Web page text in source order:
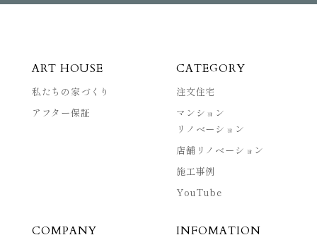
ART HOUSE
私たちの家づくり
アフター保証
CATEGORY
注文住宅
マンション
リノベーション
店舗リノベーション
施工事例
YouTube
COMPANY INFOMATION